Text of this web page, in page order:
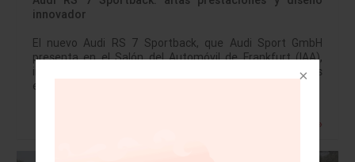
innovador
El nuevo Audi RS 7 Sportback, que Audi Sport GmbH
presenta en el Salón del Automóvil de Frankfurt (IAA),
inicia la segunda generación de este modelo, más
exclusivo que nunca.…
Leer más »